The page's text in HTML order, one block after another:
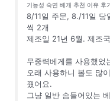
기능성 숙면 베개 추천 이유 후
8/11일 주문, 8./11일
씩 2개
제조일 21년 6월. 제조
무중력베게를 사용했었
오래 사용하니 볼도 많
꿨어요.
그냥 일반 솜들어있는